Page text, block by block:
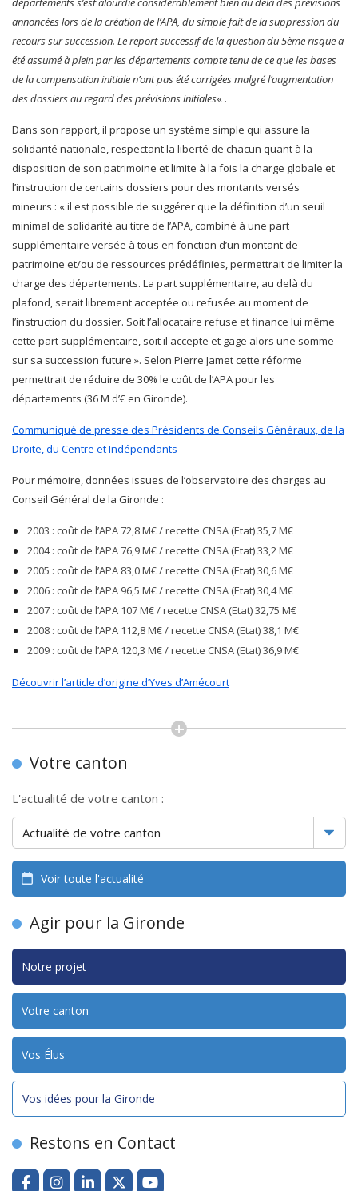
annoncées lors de la création de l’APA, du simple fait de la suppression du
recours sur succession. Le report successif de la question du 5ème risque a
été assumé à plein par les départements compte tenu de ce que les bases
de la compensation initiale n’ont pas été corrigées malgré l’augmentation
des dossiers au regard des prévisions initiales« .
Dans son rapport, il propose un système simple qui assure la
solidarité nationale, respectant la liberté de chacun quant à la
disposition de son patrimoine et limite à la fois la charge globale et
l’instruction de certains dossiers pour des montants versés
mineurs : « il est possible de suggérer que la définition d’un seuil
minimal de solidarité au titre de l’APA, combiné à une part
supplémentaire versée à tous en fonction d’un montant de
patrimoine et/ou de ressources prédéfinies, permettrait de limiter la
charge des départements. La part supplémentaire, au delà du
plafond, serait librement acceptée ou refusée au moment de
l’instruction du dossier. Soit l’allocataire refuse et finance lui même
cette part supplémentaire, soit il accepte et gage alors une somme
sur sa succession future ». Selon Pierre Jamet cette réforme
permettrait de réduire de 30% le coût de l’APA pour les
départements (36 M d’€ en Gironde).
Communiqué de presse des Présidents de Conseils Généraux, de la
Droite, du Centre et Indépendants
Pour mémoire, données issues de l’observatoire des charges au
Conseil Général de la Gironde :
2003 : coût de l’APA 72,8 M€ / recette CNSA (Etat) 35,7 M€
2004 : coût de l’APA 76,9 M€ / recette CNSA (Etat) 33,2 M€
2005 : coût de l’APA 83,0 M€ / recette CNSA (Etat) 30,6 M€
2006 : coût de l’APA 96,5 M€ / recette CNSA (Etat) 30,4 M€
2007 : coût de l’APA 107 M€ / recette CNSA (Etat) 32,75 M€
2008 : coût de l’APA 112,8 M€ / recette CNSA (Etat) 38,1 M€
2009 : coût de l’APA 120,3 M€ / recette CNSA (Etat) 36,9 M€
Découvrir l’article d’origine d’Yves d’Amécourt
Votre canton
L'actualité de votre canton :
Voir toute l'actualité
Agir pour la Gironde
Notre projet
Votre canton
Vos Élus
Vos idées pour la Gironde
Restons en Contact